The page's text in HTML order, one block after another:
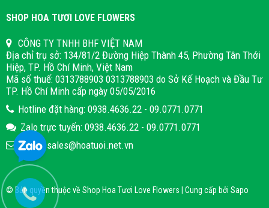
SHOP HOA TƯƠI LOVE FLOWERS
CÔNG TY TNHH BHF VIỆT NAM
Địa chỉ trụ sở: 134/81/2 Đường Hiệp Thành 45, Phường Tân Thới
Hiệp, TP. Hồ Chí Minh, Việt Nam
Mã số thuế: 0313788903 0313788903 do Sở Kế Hoạch và Đầu Tư
TP. Hồ Chí Minh cấp ngày 05/05/2016
Hotline đặt hàng: 0938.4636.22 - 09.0771.0771
Zalo trực tuyến: 0938.4636.22 - 09.0771.0771
Email: sales@hoatuoi.net.vn
© Bản quyền thuộc về Shop Hoa Tươi Love Flowers | Cung cấp bởi Sapo